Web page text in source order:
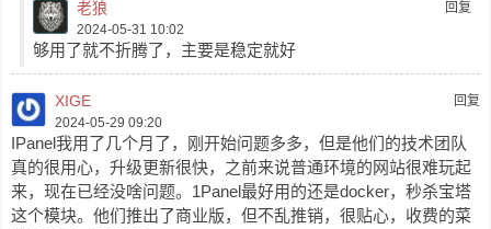
回复
老狼
2024-05-31 10:02
够用了就不折腾了，主要是稳定就好
回复
XIGE
2024-05-29 09:20
IPanel我用了几个月了，刚开始问题多多，但是他们的技术团队
真的很用心，升级更新很快，之前来说普通环境的网站很难玩起
来，现在已经没啥问题。1Panel最好用的还是docker，秒杀宝塔
这个模块。他们推出了商业版，但不乱推销，很贴心，收费的菜